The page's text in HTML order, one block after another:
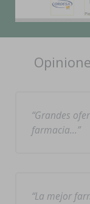
Grandes
farmacia…
La mejor